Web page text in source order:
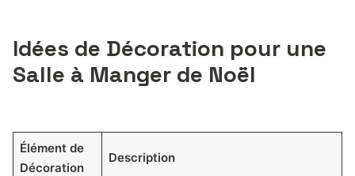
Idées de Décoration pour une
Salle à Manger de Noël
Élément de
Décoration
Description